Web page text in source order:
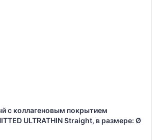
с коллагеновым покрытием
ULTRATHIN Straight, в размере: Ø